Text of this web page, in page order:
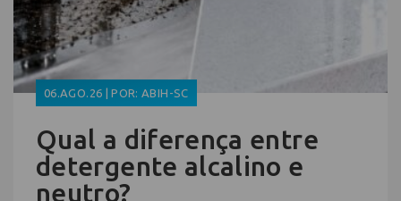
06.AGO.26 | POR: ABIH-SC
Qual a diferença entre
detergente alcalino e
neutro?